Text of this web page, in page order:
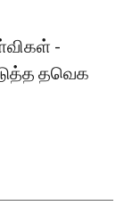
-
தவெக